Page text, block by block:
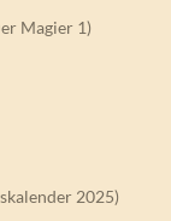
Magier 1)
2025)